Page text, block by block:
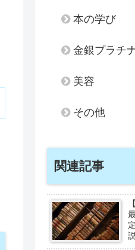
本の学び
金銀プラチ
美容
その他
関連記事
説